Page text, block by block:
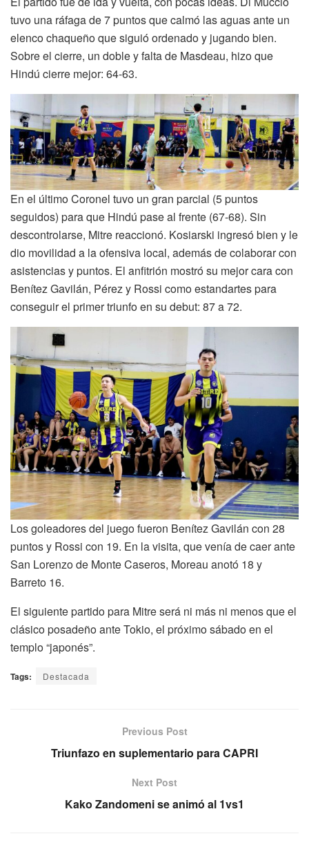
tuvo una ráfaga de 7 puntos que calmó las aguas ante un
elenco chaqueño que siguió ordenado y jugando bien.
Sobre el cierre, un doble y falta de Masdeau, hizo que
Hindú cierre mejor: 64-63.
En el último Coronel tuvo un gran parcial (5 puntos
seguidos) para que Hindú pase al frente (67-68). Sin
descontrolarse, Mitre reaccionó. Kosiarski ingresó bien y le
dio movilidad a la ofensiva local, además de colaborar con
asistencias y puntos. El anfitrión mostró su mejor cara con
Benítez Gavilán, Pérez y Rossi como estandartes para
conseguir el primer triunfo en su debut: 87 a 72.
Los goleadores del juego fueron Benítez Gavilán con 28
puntos y Rossi con 19. En la visita, que venía de caer ante
San Lorenzo de Monte Caseros, Moreau anotó 18 y
Barreto 16.
El siguiente partido para Mitre será ni más ni menos que el
clásico posadeño ante Tokio, el próximo sábado en el
templo “japonés”.
Tags: Destacada
Previous Post
Triunfazo en suplementario para CAPRI
Next Post
Kako Zandomeni se animó al 1vs1